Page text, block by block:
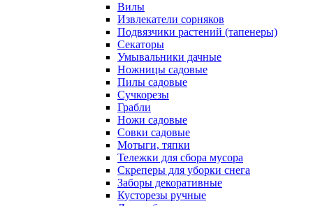
Вилы
Извлекатели сорняков
Подвязчики растений (тапенеры)
Секаторы
Умывальники дачные
Ножницы садовые
Пилы садовые
Сучкорезы
Грабли
Ножи садовые
Совки садовые
Мотыги, тяпки
Тележки для сбора мусора
Скреперы для уборки снега
Заборы декоративные
Кусторезы ручные